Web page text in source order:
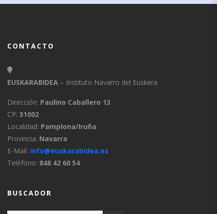
CONTACTO
EUSKARABIDEA – Instituto Navarro del Euskera
Dirección: Paulino Caballero 13
CP: 31002
Localidad: Pamplona/Iruña
Provincia: Navarra
E-Mail: info@euskarabidea.es
Teléfono: 848 42 60 54
BUSCADOR